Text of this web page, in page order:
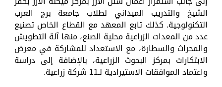
الشيخ والتدريب الميداني لطلاب جامعة برج العرب
التكنولوجية. كذلك تابع المعهد مع القطاع الخاص تصنيع
عدد من المعدات الزراعية محلية الصنع، منها آلة التطويش
والمحراث والسطارة، مع الاستعداد للمشاركة في معرض
الابتكارات بمركز البحوث الزراعية، بالإضافة إلى دراسة
واعتماد الموافقات الاستيرادية لـ11 شركة زراعية.